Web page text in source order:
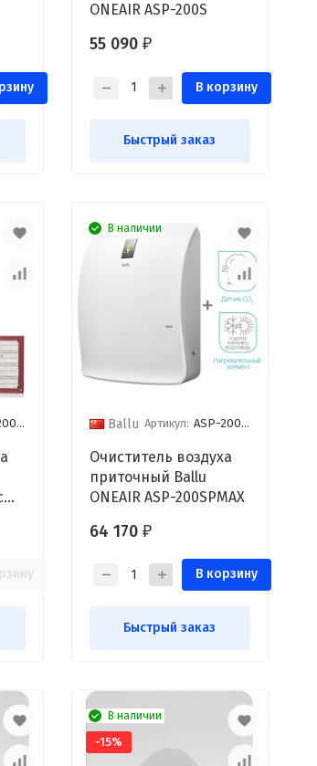
ONEAIR ASP-200S
55 090 ₽
В корзину
Быстрый заказ
PTC
В наличии
Ballu Артикул: ASP-200SPMAX
Очиститель воздуха
приточный Ballu
ONEAIR ASP-200SPMAX
64 170 ₽
В корзину
Быстрый заказ
-15%
В наличии